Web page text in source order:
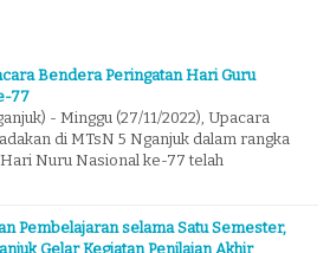
Bendera Peringatan Hari Guru
77
- Minggu (27/11/2022), Upacara
di MTsN 5 Nganjuk dalam rangka
Nuru Nasional ke-77 telah
Pembelajaran selama Satu Semester,
Gelar Kegiatan Penilaian Akhir